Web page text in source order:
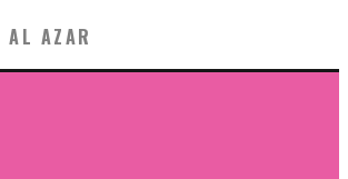
AL AZAR